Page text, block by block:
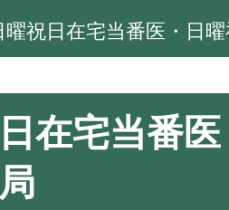
曜祝日在宅当番医・日
在宅当番